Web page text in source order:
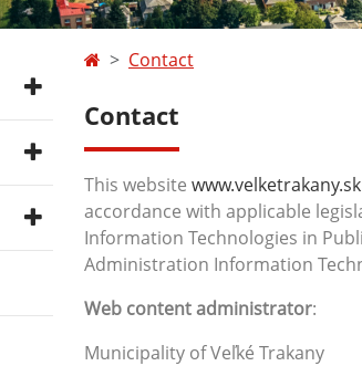
Contact
Contact
This website www.velketrakany.sk
accordance with applicable
Information Technologies in
Administration Information
Web content administrator:
Municipality of Veľké Trakany